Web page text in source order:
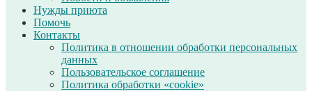
Нужды приюта
Помочь
Контакты
Политика в отношении обработки персональных
данных
Пользовательское соглашение
Политика обработки «cookie»